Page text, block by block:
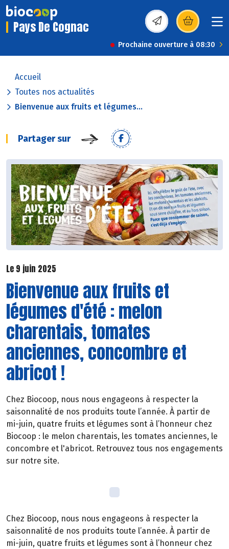
Pays De Cognac (s’ouvre dans une
Prochaine ouverture à 08:30
Accueil
Toutes nos actualités
Bienvenue aux fruits et légumes...
Partager sur
Le 9 juin 2025
Bienvenue aux fruits et
légumes d'été : melon
charentais, tomates
anciennes, concombre et
abricot !
Chez Biocoop, nous nous engageons à respecter la
saisonnalité de nos produits toute l’année. À partir de
mi-juin, quatre fruits et légumes sont à l’honneur chez
Biocoop : le melon charentais, les tomates anciennes, le
concombre et l'abricot. Retrouvez tous nos engagements
sur notre site.
Chez Biocoop, nous nous engageons à respecter la
saisonnalité de nos produits toute l’année. À partir de
mi-juin, quatre fruits et légumes sont à l’honneur chez